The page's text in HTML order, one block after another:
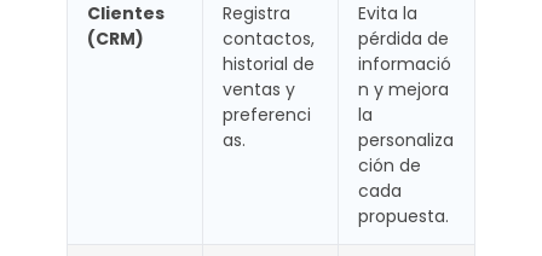
Clientes
(CRM)
Registra
contactos,
historial de
ventas y
preferenci
as.
Evita la
pérdida de
informació
n y mejora
la
personaliza
ción de
cada
propuesta.